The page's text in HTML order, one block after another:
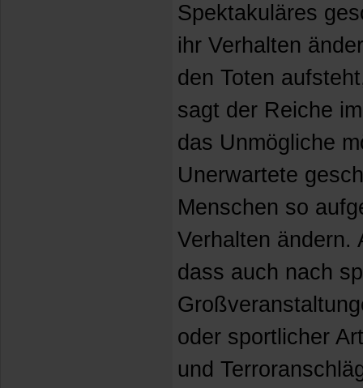
Spektakuläres
ihr Verhalten
den Toten
sagt der Reiche
das Unmögliche
Unerwartete
Menschen so
Verhalten ändern.
dass auch nach
oder sportlicher
und